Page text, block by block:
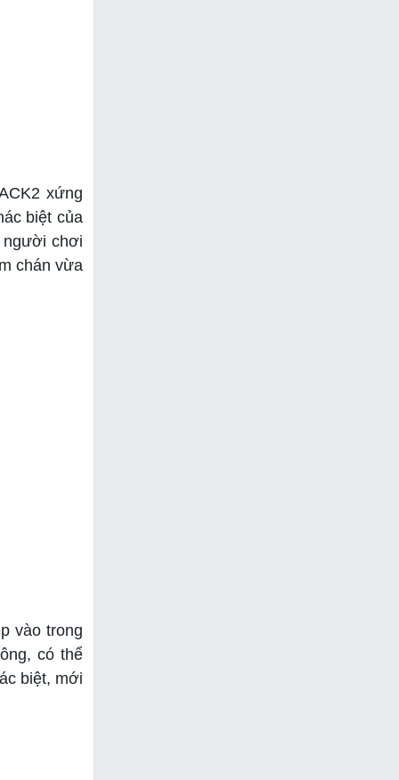
xứng
biệt của
người chơi
chán vừa
vào trong
có thể
biệt, mới